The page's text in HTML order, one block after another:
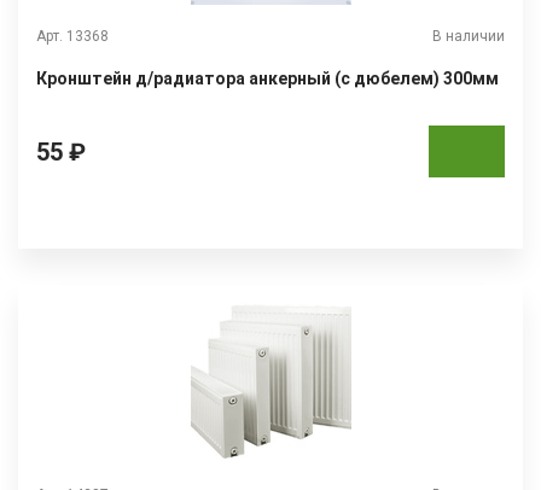
Арт. 13368 В наличии
Кронштейн д/радиатора анкерный (с дюбелем) 300мм
55 ₽